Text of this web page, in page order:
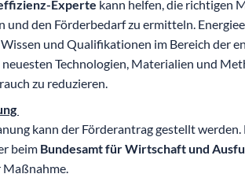
Experte kann helfen, die richtigen
und den Förderbedarf zu ermitteln.
und Qualifikationen im Bereich der
Technologien, Materialien und
zu reduzieren.
kann der Förderantrag gestellt
beim Bundesamt für Wirtschaft und